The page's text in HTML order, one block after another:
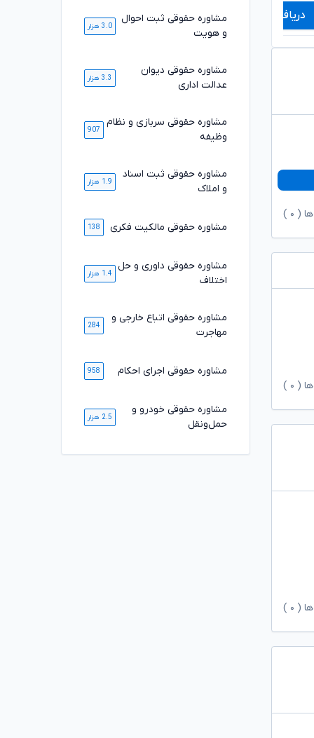
دریافت مشاوره دریافت مشاوره
( ۰
( ۰
( ۰
مشاوره حقوقی ثبت احوال
و هویت
3.0 هزار
مشاوره حقوقی دیوان
عدالت اداری
3.3 هزار
مشاوره حقوقی سربازی و نظام
وظیفه
907
مشاوره حقوقی ثبت اسناد
و املاک
1.9 هزار
مشاوره حقوقی مالکیت فکری 138
مشاوره حقوقی داوری و حل
اختلاف
1.4 هزار
مشاوره حقوقی اتباع خارجی و
مهاجرت
284
مشاوره حقوقی اجرای احکام 958
مشاوره حقوقی خودرو و
حمل‌ونقل
2.5 هزار